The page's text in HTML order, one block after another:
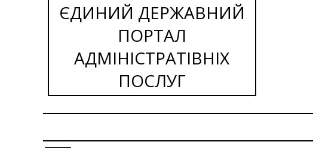
ЄДИНИЙ ДЕРЖАВНИЙ
ПОРТАЛ
АДМІНІСТРАТІВНІХ
ПОСЛУГ